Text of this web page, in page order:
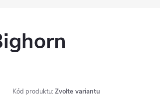
Kód produktu: Zvolte variantu